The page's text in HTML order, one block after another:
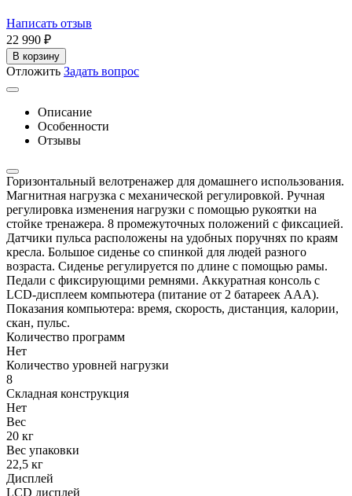
Написать отзыв
22 990 ₽
В корзину
Отложить Задать вопрос
Описание
Особенности
Отзывы
Горизонтальный велотренажер для домашнего использования.
Магнитная нагрузка с механической регулировкой. Ручная
регулировка изменения нагрузки с помощью рукоятки на
стойке тренажера. 8 промежуточных положений с фиксацией.
Датчики пульса расположены на удобных поручнях по краям
кресла. Большое сиденье со спинкой для людей разного
возраста. Сиденье регулируется по длине с помощью рамы.
Педали с фиксирующими ремнями. Аккуратная консоль с
LCD-дисплеем компьютера (питание от 2 батареек ААА).
Показания компьютера: время, скорость, дистанция, калории,
скан, пульс.
Количество программ
Нет
Количество уровней нагрузки
8
Складная конструкция
Нет
Вес
20 кг
Вес упаковки
22,5 кг
Дисплей
LCD дисплей